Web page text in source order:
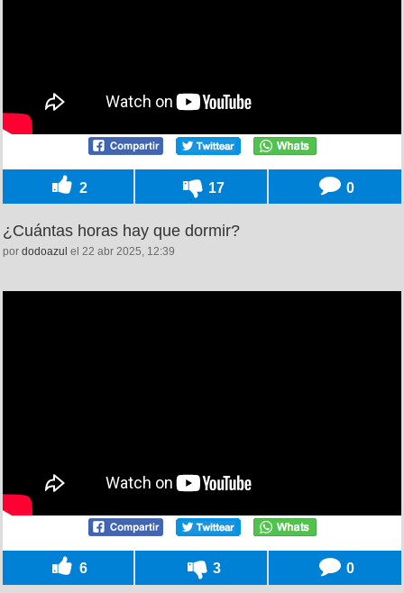
2 17 0
¿Cuántas horas hay que dormir?
por dodoazul el 22 abr 2025, 12:39
6 3 0